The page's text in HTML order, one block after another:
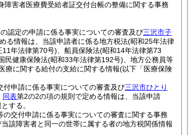
障害者医療費受給者証交付台帳の整備に関する事務
認定の申請に係る事実についての審査及び三沢市子
る情報は、当該申請者に係る地方税法(昭和25年法律
11年法律第70号) 、船員保険法(昭和14年法律第73
国民健康保険法(昭和33年法律第192号) 、地方公務員等
療に関する給付の支給に関する情報(以下「医療保険
付申請に係る事実についての審査及び三沢市ひとり
同表第2の2の項の規則で定める情報は、当該申請
する。
の交付申請に係る事実についての審査に関する事務
該障害者と同一の世帯に属する者の地方税関係情報